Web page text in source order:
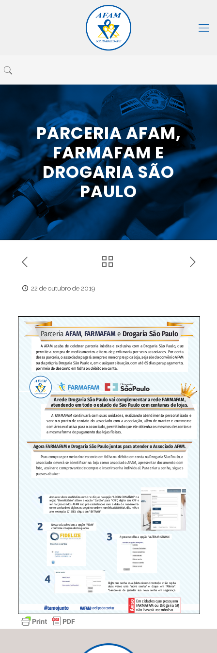
PARCERIA AFAM,
FARMAFAM E
DROGARIA SÃO
PAULO
22 de outubro de 2019